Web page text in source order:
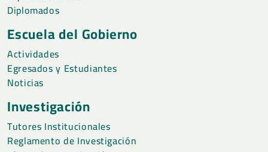
Diplomados
Escuela del Gobierno
Actividades
Egresados y Estudiantes
Noticias
Investigación
Tutores Institucionales
Reglamento de Investigación